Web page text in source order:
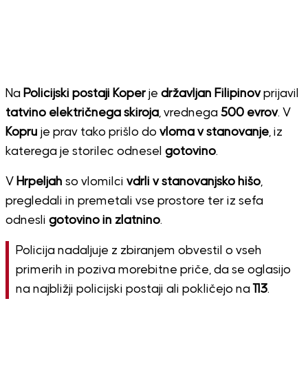
Na Policijski postaji Koperje državljan Filipinovprijavil
tatvino električnega skiroja, vrednega 500 evrov. V
Kopru je prav tako prišlo do vloma v stanovanje, iz
katerega je storilec odnesel gotovino.
V Hrpeljah so vlomilci vdrli v stanovanjsko hišo,
pregledali in premetali vse prostore ter iz sefa
odnesli gotovino in zlatnino.
Policija nadaljuje z zbiranjem obvestil o vseh
primerih in poziva morebitne priče, da se oglasijo
na najbližji policijski postaji ali pokličejo na 113.